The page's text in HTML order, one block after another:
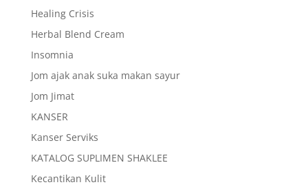
Healing Crisis
Herbal Blend Cream
Insomnia
Jom ajak anak suka makan sayur
Jom Jimat
KANSER
Kanser Serviks
KATALOG SUPLIMEN SHAKLEE
Kecantikan Kulit